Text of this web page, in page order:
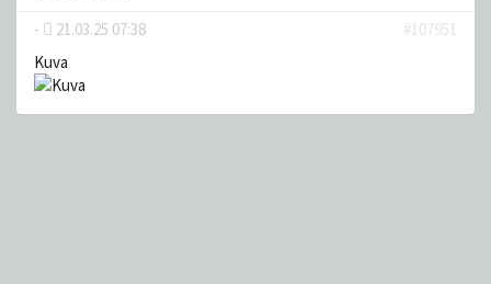
-
21.03.25 07:38
#107951
Kuva